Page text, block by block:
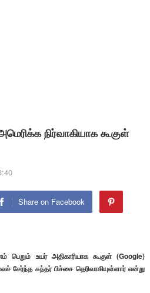
நிர்வாகியாக கூகுள்
Share on Facebook
பெறும் உயர் அதிகாரியாக கூகுள் (Google)
சுந்தர் பிச்சை தெரிவாகியுள்ளார் என்று